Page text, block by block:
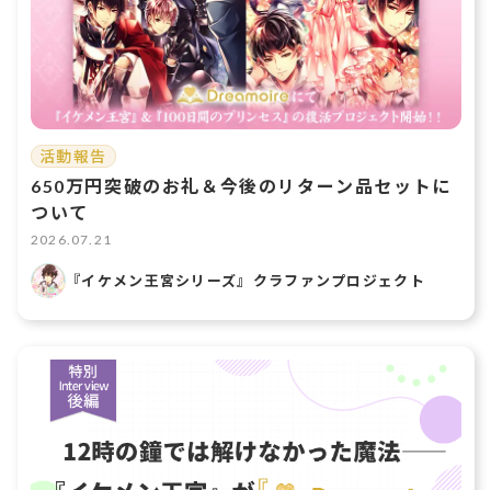
活動報告
650万円突破のお礼＆今後のリターン品セットに
ついて
2026.07.21
『イケメン王宮シリーズ』クラファンプロジェクト